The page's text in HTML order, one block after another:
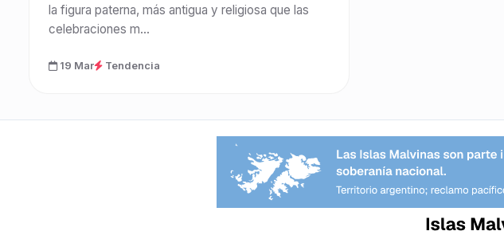
la figura paterna, más antigua y religiosa que las
celebraciones m...
19 Mar Tendencia